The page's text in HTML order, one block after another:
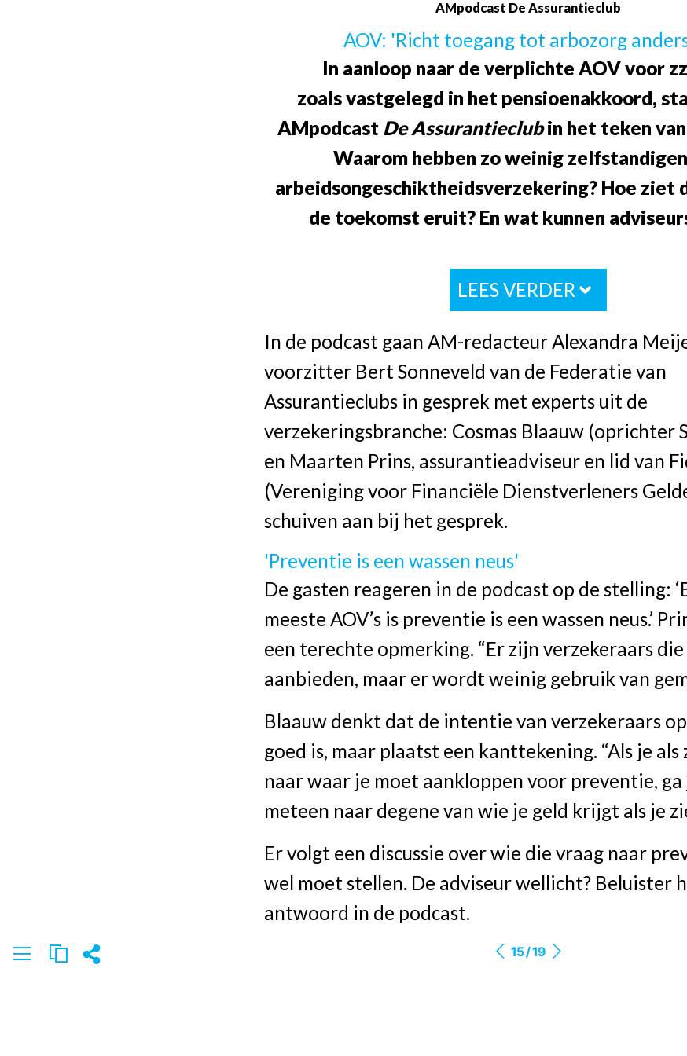
AMpodcast De Assurantieclub
AOV: 'Richt toegang tot arbozorg
In aanloop naar de verplichte AOV voor
zoals vastgelegd in het pensioenakkoord,
AMpodcast De Assurantieclubin het teken
Waarom hebben zo weinig
arbeidsongeschiktheidsverzekering? Hoe ziet
de toekomst eruit? En wat kunnen
LEES VERDER
In de podcast gaan AM-redacteur Alexandra
voorzitter Bert Sonneveld van de Federatie van
Assurantieclubs in gesprek met experts uit de
verzekeringsbranche: Cosmas Blaauw (oprichter
en Maarten Prins, assurantieadviseur en lid van
(Vereniging voor Financiële Dienstverleners
schuiven aan bij het gesprek.
'Preventie is een wassen neus'
De gasten reageren in de podcast op de stelling:
meeste AOV’s is preventie is een wassen neus.’
een terechte opmerking. “Er zijn verzekeraars
aanbieden, maar er wordt weinig gebruik van
Blaauw denkt dat de intentie van verzekeraars
goed is, maar plaatst een kanttekening. “Als je als
naar waar je moet aankloppen voor preventie,
meteen naar degene van wie je geld krijgt als je
Er volgt een discussie over wie die vraag naar
wel moet stellen. De adviseur wellicht? Beluister
antwoord in de podcast.
15 / 19